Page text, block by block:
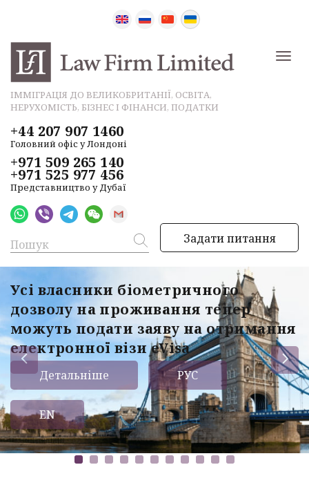
ІММІГРАЦІЯ ДО ВЕЛИКОБРИТАНІЇ, ОСВІТА,
НЕРУХОМІСТЬ, БІЗНЕС І ФІНАНСИ, ПОДАТКИ
+44 207 907 1460
Головний офіс у Лондоні
+971 509 265 140
+971 525 977 456
Представництво у Дубаї
Задати питання
Усі власники біометричного
дозволу на проживання тепер
можуть подати заяву на отримання
електронної візи eVisa
Детальніше РУС
EN